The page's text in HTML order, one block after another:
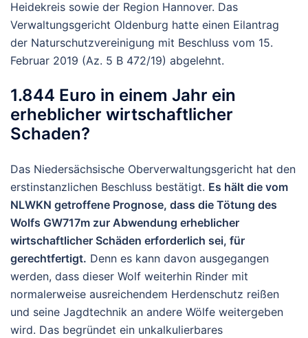
Heidekreis sowie der Region Hannover. Das
Verwaltungsgericht Oldenburg hatte einen Eilantrag
der Naturschutzvereinigung mit Beschluss vom 15.
Februar 2019 (Az. 5 B 472/19) abgelehnt.
1.844 Euro in einem Jahr ein
erheblicher wirtschaftlicher
Schaden?
Das Niedersächsische Oberverwaltungsgericht hat den
erstinstanzlichen Beschluss bestätigt. Es hält die vom
NLWKN getroffene Prognose, dass die Tötung des
Wolfs GW717m zur Abwendung erheblicher
wirtschaftlicher Schäden erforderlich sei, für
gerechtfertigt. Denn es kann davon ausgegangen
werden, dass dieser Wolf weiterhin Rinder mit
normalerweise ausreichendem Herdenschutz reißen
und seine Jagdtechnik an andere Wölfe weitergeben
wird. Das begründet ein unkalkulierbares